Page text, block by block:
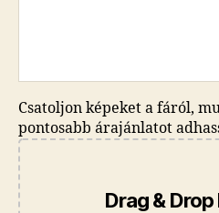
Csatoljon képeket a fáról,
pontosabb árajánlatot
Drag & Drop